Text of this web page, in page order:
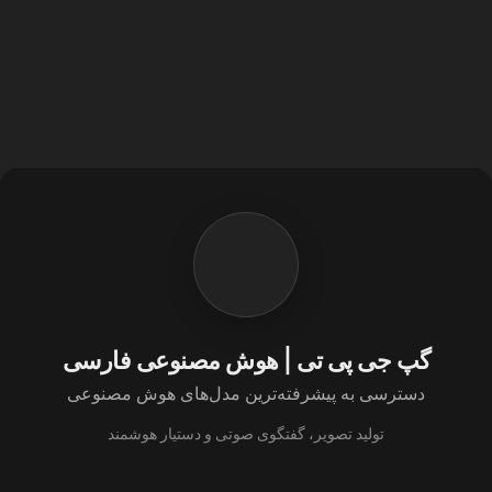
گپ جی پی تی | هوش مصنوعی فارسی
دسترسی به پیشرفته‌ترین مدل‌های هوش مصنوعی
تولید تصویر، گفتگوی صوتی و دستیار هوشمند